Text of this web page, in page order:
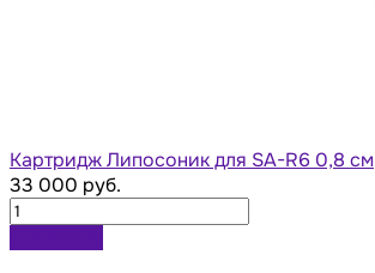
Картридж Липосоник для SA-R6 0,8 см
33 000 руб.